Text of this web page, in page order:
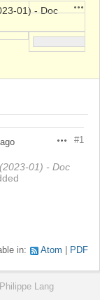
01) - Doc
Actions
#1
ago
01) - Doc
in: Atom PDF
Lang